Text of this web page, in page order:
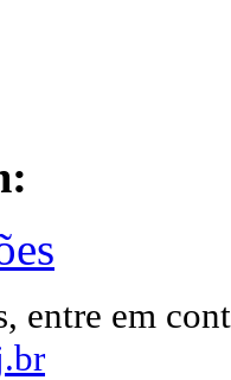
entre em